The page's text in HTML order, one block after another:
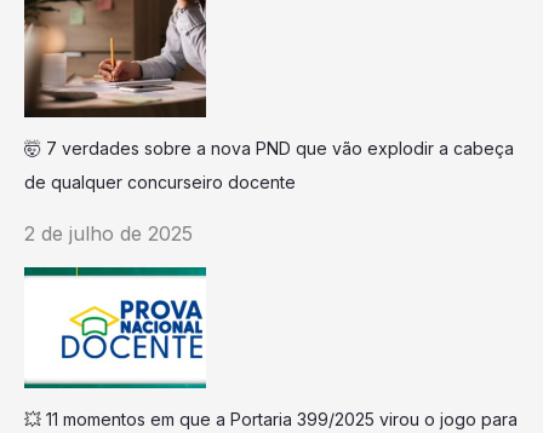
🤯 7 verdades sobre a nova PND que vão explodir a cabeça
de qualquer concurseiro docente
2 de julho de 2025
💥 11 momentos em que a Portaria 399/2025 virou o jogo para